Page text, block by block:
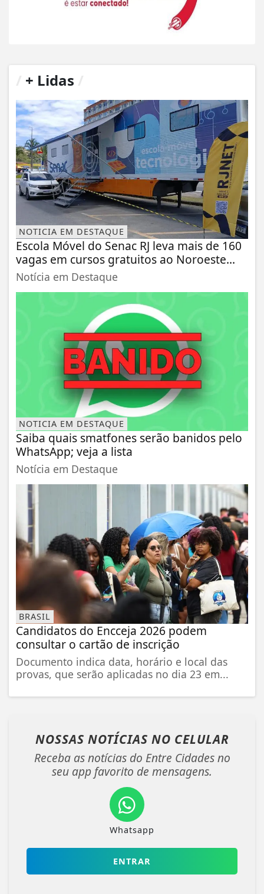
+ Lidas
NOTICIA EM DESTAQUE
Escola Móvel do Senac RJ leva mais de 160
vagas em cursos gratuitos ao Noroeste...
Notícia em Destaque
NOTICIA EM DESTAQUE
Saiba quais smatfones serão banidos pelo
WhatsApp; veja a lista
Notícia em Destaque
BRASIL
Candidatos do Encceja 2026 podem
consultar o cartão de inscrição
Documento indica data, horário e local das
provas, que serão aplicadas no dia 23 em...
NOSSAS NOTÍCIAS NO CELULAR
Receba as notícias do Entre Cidades no
seu app favorito de mensagens.
Whatsapp
ENTRAR